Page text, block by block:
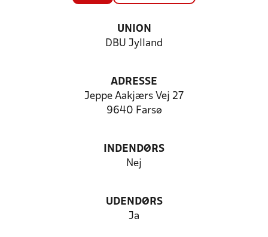
UNION
DBU Jylland
ADRESSE
Jeppe Aakjærs Vej 27
9640 Farsø
INDENDØRS
Nej
UDENDØRS
Ja